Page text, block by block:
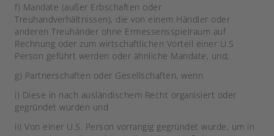
f) Mandate (außer Erbschaften oder
Treuhandverhältnissen), die von einem Händler oder
anderen Treuhänder ohne Ermessensspielraum auf
Rechnung oder zum wirtschaftlichen Vorteil einer U.S
Person geführt werden oder ähnliche Mandate, und;
g) Partnerschaften oder Gesellschaften, wenn
i) Diese in nach ausländischem Recht organisiert oder
gegründet wurden und
ii) Von einer U.S. Person vorrangig gegründet wurde, um in